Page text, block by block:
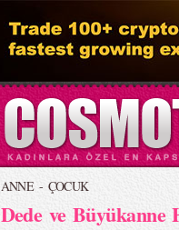
ANNE - ÇOCUK
Dede ve Büyükanne